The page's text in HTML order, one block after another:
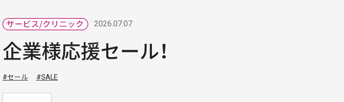
2026.07.07
企業様応援セール！
#セール #SALE